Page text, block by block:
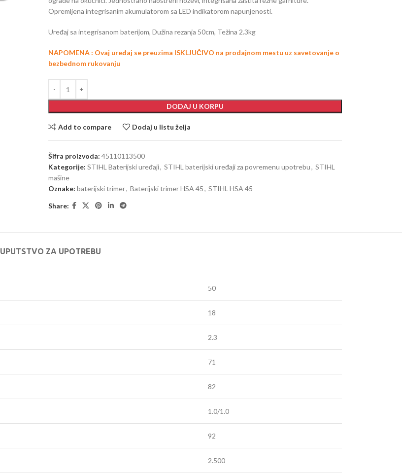
Opremljena integrisanim akumulatorom sa LED indikatorom napunjenosti.
Uređaj sa integrisanom baterijom, Dužina rezanja 50cm, Težina 2.3kg
NAPOMENA : Ovaj uređaj se preuzima ISKLJUČIVO na prodajnom mestu uz savetovanje o
bezbednom rukovanju
DODAJ U KORPU
Add to compare Dodaj u listu želja
Šifra proizvoda: 45110113500
Kategorije: STIHL Baterijski uređaji, STIHL baterijski uređaji za povremenu upotrebu, STIHL
mašine
Oznake: baterijski trimer, Baterijski trimer HSA 45, STIHL HSA 45
Share:
UPUTSTVO ZA UPOTREBU
50
18
2.3
71
82
1.0/1.0
92
2.500